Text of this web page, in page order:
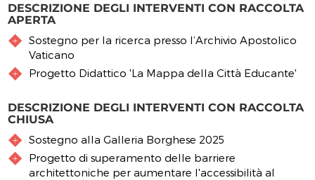
DESCRIZIONE DEGLI INTERVENTI CON RACCOLTA
APERTA
Sostegno per la ricerca presso l’Archivio Apostolico
Vaticano
Progetto Didattico 'La Mappa della Città Educante'
DESCRIZIONE DEGLI INTERVENTI CON RACCOLTA
CHIUSA
Sostegno alla Galleria Borghese 2025
Progetto di superamento delle barriere
architettoniche per aumentare l'accessibilità al